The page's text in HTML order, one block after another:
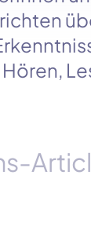
Hören,